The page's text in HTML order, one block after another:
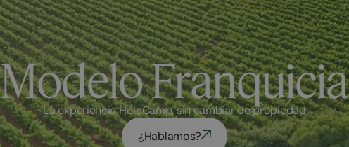
Modelo Franquicia
La experiencia HolaCamp, sin cambiar de propiedad
¿Hablamos?